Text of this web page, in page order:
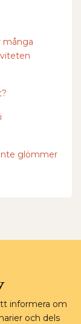
många
glömmer
informera om
och dels